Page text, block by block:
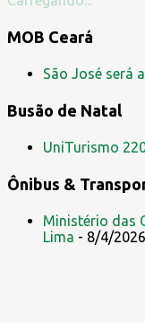
r
i
o
MOB Ceará
São José será
Busão de Natal
UniTurismo
Ônibus &
Ministério das
Lima - 8/4/2026